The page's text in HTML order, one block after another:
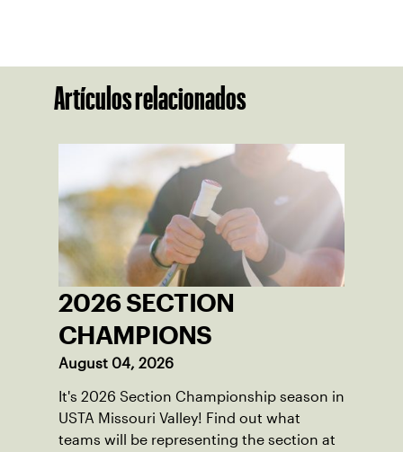
Artículos relacionados
2026 SECTION
CHAMPIONS
August 04, 2026
It's 2026 Section Championship season in
USTA Missouri Valley! Find out what
teams will be representing the section at